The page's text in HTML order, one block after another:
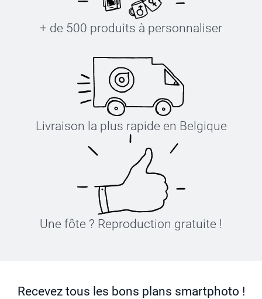
+ de 500 produits à personnaliser
Livraison la plus rapide en Belgique
Une fôte ? Reproduction gratuite !
Recevez tous les bons plans smartphoto !